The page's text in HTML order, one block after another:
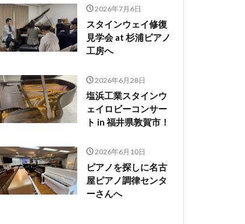
2026年7月6日
スタインウェイ修復
見学会 at 杉浦ピアノ
工房へ
2026年6月28日
塩浜工業スタインウ
ェイロビーコンサー
ト in 福井県敦賀市！
2026年6月10日
ピアノを探しに名古
屋ピアノ調律センタ
ーさんへ